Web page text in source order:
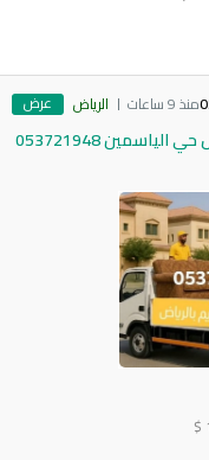
منذ 9 ساعات الرياض عرض
دينا تخلص من الاثاث القديم بالرياض حي الياسمين 053721948
$